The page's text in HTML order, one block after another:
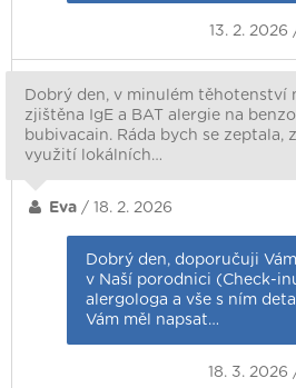
13. 2. 2026
Dobrý den, v minulém těhotenství
zjištěna IgE a BAT alergie na
bubivacain. Ráda bych se zeptala,
využití lokálních…
Eva / 18. 2. 2026
Dobrý den, doporučuji
v Naší porodnici (Check-
alergologa a vše s ním
Vám měl napsat…
18. 3. 2026